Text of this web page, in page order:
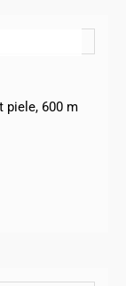
piele, 600 m